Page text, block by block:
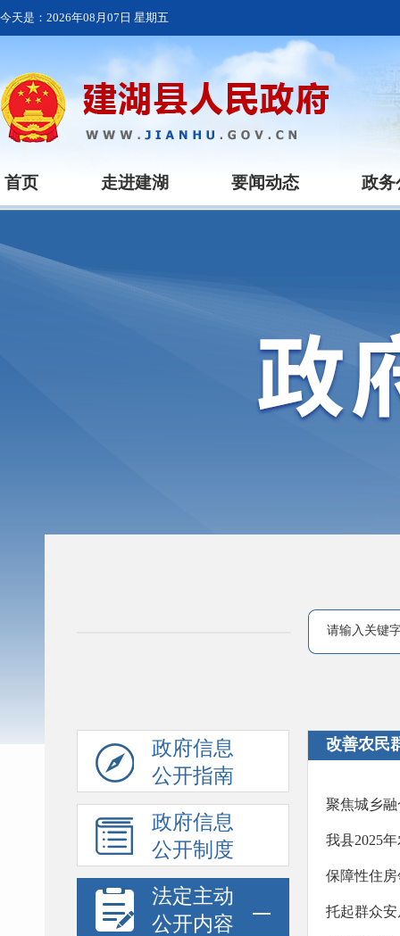
今天是： 2026年08月07日 星期五
首页 走进建湖 要闻动态 政务
政府信息
公开指南
政府信息
公开制度
法定主动
公开内容
改善农民
聚焦城乡
我县2025
保障性住
托起群众